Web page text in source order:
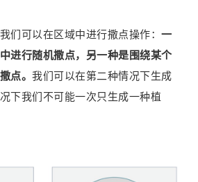
们可以在区域中进行撒点操作： 一
进行随机撒点，另一种是围绕某个
点。 我们可以在第二种情况下生成
下我们不可能一次只生成一种植